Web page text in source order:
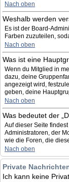
Nach oben
Weshalb werden
Es ist der Board-
Farben zuzuteilen,
Nach oben
Was ist eine
Wenn du Mitglied in
dazu, deine
angezeigt wird,
geben, deine
Nach oben
Was bedeutet der
Auf dieser Seite
Administratoren, der
wie die Foren, die
Nach oben
Private
Ich kann keine